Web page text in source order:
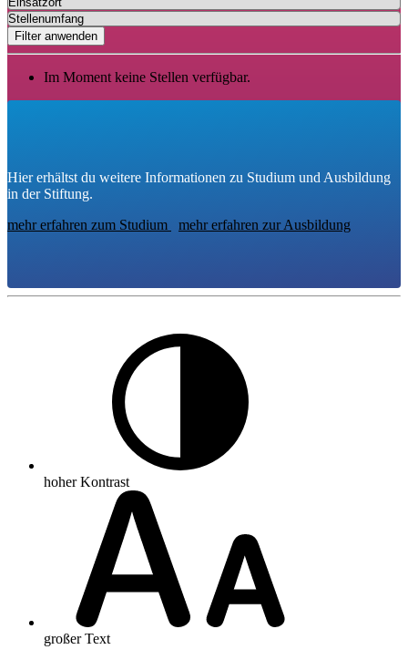
Filter anwenden
Im Moment keine Stellen verfügbar.
Hier erhältst du weitere Informationen zu Studium und Ausbildung
in der Stiftung.
mehr erfahren zum Studium
mehr erfahren zur Ausbildung
hoher Kontrast
großer Text